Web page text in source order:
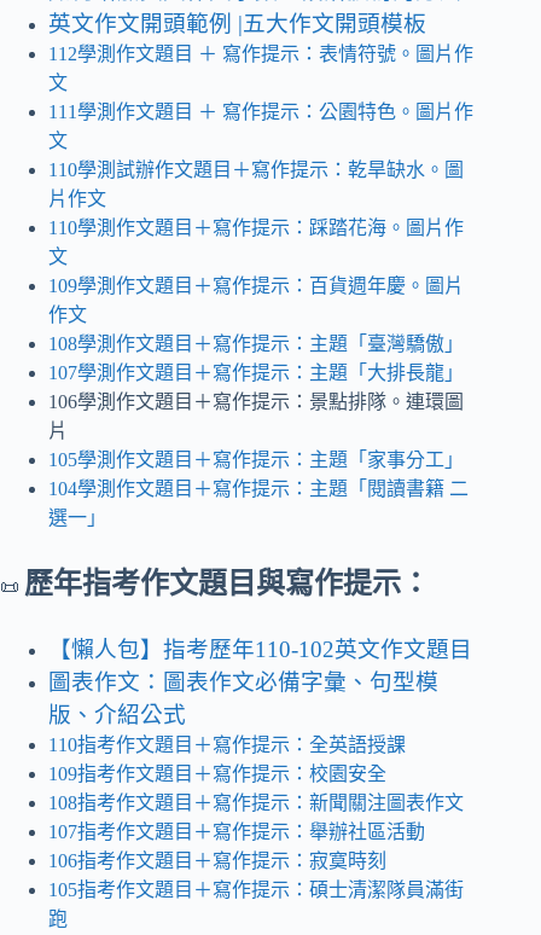
英文作文開頭範例 |五大作文開頭模板
112學測作文題目 ＋ 寫作提示 ：表情符號。圖片作
文
111學測作文題目 ＋ 寫作提示：公園特色。圖片作
文
110學測試辦作文題目＋寫作提示：乾旱缺水 。 圖
片作文
110學測作文題目＋寫作提示：踩踏花海。圖片作
文
109學測作文題目＋寫作提示：百貨週年慶 。 圖片
作文
108學測作文題目＋寫作提示：主題「臺灣驕傲」
107學測作文題目＋寫作提示：主題「大排長龍」
106學測作文題目＋寫作提示：景點排隊。連環圖
片
105學測作文題目＋寫作提示：主題「家事分工」
104學測作文題目＋寫作提示：主題「閱讀書籍 二
選一」
📜 歷年指考作文題目與寫作提示：
【懶人包】指考歷年110-102英文作文題目
圖表作文：圖表作文必備字彙、句型模
版、介紹公式
110指考作文題目＋寫作提示：全英語授課
109指考作文題目＋寫作提示：校園安全
108指考作文題目＋寫作提示：新聞關注圖表作文
107指考作文題目＋寫作提示：舉辦社區活動
106指考作文題目＋寫作提示：寂寞時刻
105指考作文題目＋寫作提示：碩士清潔隊員滿街
跑